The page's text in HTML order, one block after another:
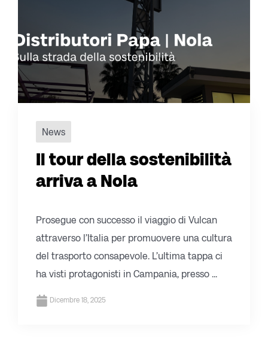
News
Il tour della sostenibilità
arriva a Nola
Prosegue con successo il viaggio di Vulcan
attraverso l’Italia per promuovere una cultura
del trasporto consapevole. L’ultima tappa ci
ha visti protagonisti in Campania, presso ...
Dicembre 18, 2025